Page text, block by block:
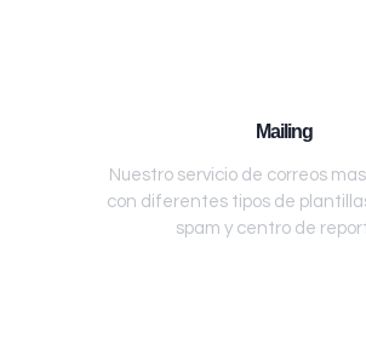
Mailing
Nuestro servicio de correos
con diferentes tipos de
spam y centro de